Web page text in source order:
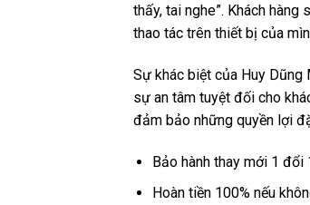
thấy, tai nghe”. Khách
thao tác trên thiết bị của
Sự khác biệt của Huy Dũng
sự an tâm tuyệt đối cho
đảm bảo những quyền lợi
Bảo hành thay mới 1 đổi
Hoàn tiền 100% nếu